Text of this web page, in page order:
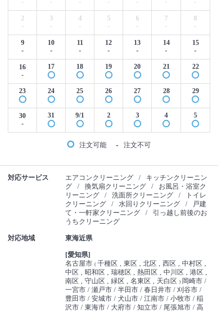
-
-
-
-
-
-
-
2
-
3
-
4
-
5
-
6
-
7
-
8
-
9
-
10
-
11
-
12
-
13
-
14
-
15
-
16
-
17 18 19 20 21 22
23 24 25 26 27 28 29
30
-
31 9/1 2 3 4 5
注文可能 - 注文不可
対応サービス エアコンクリーニング /
キッチンクリーニン
グ
/ 換気扇クリーニング /
お風呂・浴室ク
リーニング
/ 洗面所クリーニング /
トイレ
クリーニング
/ 水回りクリーニング /
戸建
て・一軒家クリーニング
/
引っ越し前後のお
うちクリーニング
対応地域 東海近県
[愛知県]
名古屋市(千種区 東区 北区 西区
中村区
中区
昭和区 瑞穂区 熱田区 中川区
港区
南区
守山区 緑区 名東区 天白区) 岡崎市
一宮市 瀬戸市 半田市 春日井市 刈谷市
豊田市 安城市 犬山市 江南市 小牧市 稲
沢市 東海市 大府市 知立市 尾張旭市 高